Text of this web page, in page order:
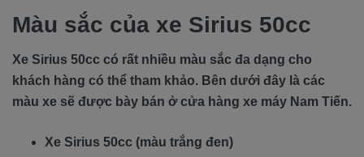
Màu sắc của xe Sirius 50cc
Xe Sirius 50cc có rất nhiều màu sắc đa dạng cho
khách hàng có thể tham khảo. Bên dưới đây là các
màu xe sẽ được bày bán ở cửa hàng xe máy Nam Tiến.
Xe Sirius 50cc (màu trắng đen)